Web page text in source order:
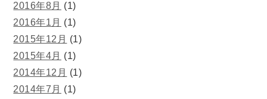
2016年8月 (1)
2016年1月 (1)
2015年12月 (1)
2015年4月 (1)
2014年12月 (1)
2014年7月 (1)